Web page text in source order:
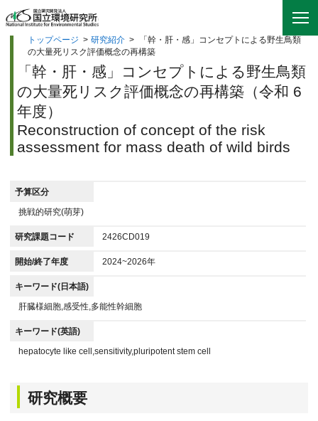
トップページ > 研究紹介 >
「幹・肝・感」コンセプトによる野生鳥類
の大量死リスク評価概念の再構築
「幹・肝・感」コンセプトによる野生鳥類
の大量死リスク評価概念の再構築（令和 6
年度）
Reconstruction of concept of the risk
assessment for mass death of wild birds
予算区分
挑戦的研究(萌芽)
研究課題コード 2426CD019
開始/終了年度 2024~2026年
キーワード(日本語)
肝臓様細胞,感受性,多能性幹細胞
キーワード(英語)
hepatocyte like cell,sensitivity,pluripotent stem cell
研究概要